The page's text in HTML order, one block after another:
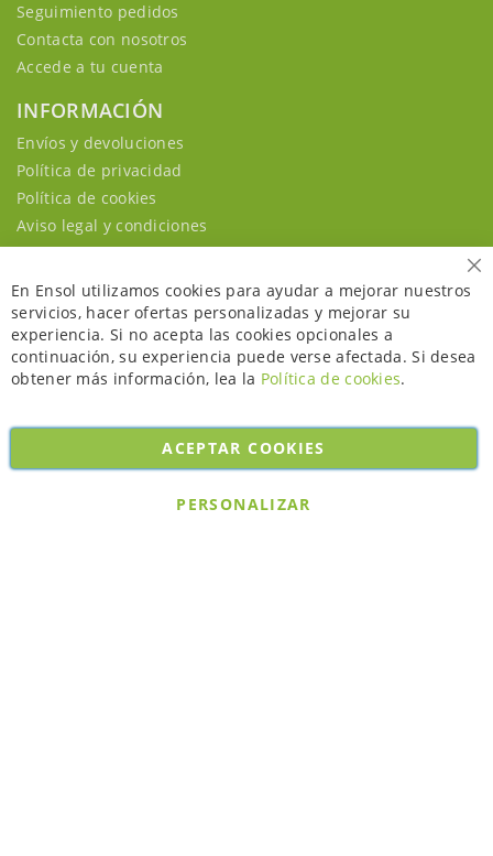
Seguimiento pedidos
Contacta con nosotros
Accede a tu cuenta
INFORMACIÓN
Envíos y devoluciones
Política de privacidad
Política de cookies
Aviso legal y condiciones
Copyright © 2026. All rights reserved. Powered byBobaly Partners.
En Ensol utilizamos cookies para ayudar a mejorar nuestros
servicios, hacer ofertas personalizadas y mejorar su
experiencia. Si no acepta las cookies opcionales a
continuación, su experiencia puede verse afectada. Si desea
obtener más información, lea la Política de cookies.
ACEPTAR COOKIES
PERSONALIZAR